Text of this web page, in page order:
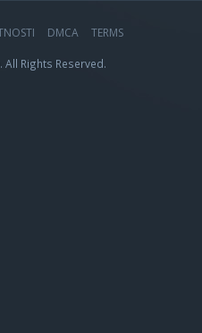
DMCA TERMS
Rights Reserved.